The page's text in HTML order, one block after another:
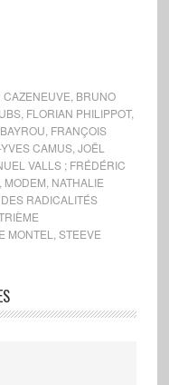
BRUNO
, FLORIAN PHILIPPOT,
FRANÇOIS
CAMUS, JOËL
VALLS ; FRÉDÉRIC
MODEM NATHALIE
RADICALITÉS
MONTEL
STEEVE